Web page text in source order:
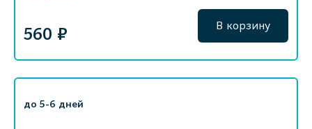
560 ₽ В корзину
до 5-6 дней